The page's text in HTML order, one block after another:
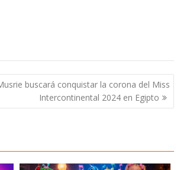
buscará conquistar la corona del Miss
Intercontinental 2024 en Egipto